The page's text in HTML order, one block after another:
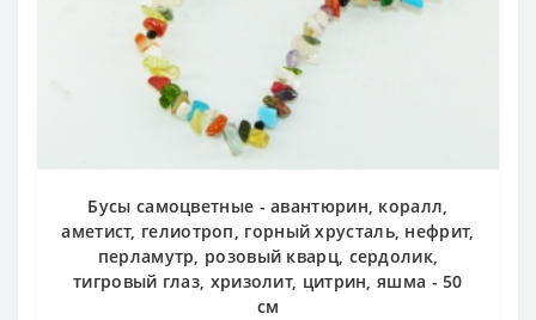
Бусы самоцветные - авантюрин, коралл,
аметист, гелиотроп, горный хрусталь, нефрит,
перламутр, розовый кварц, сердолик,
тигровый глаз, хризолит, цитрин, яшма - 50
см